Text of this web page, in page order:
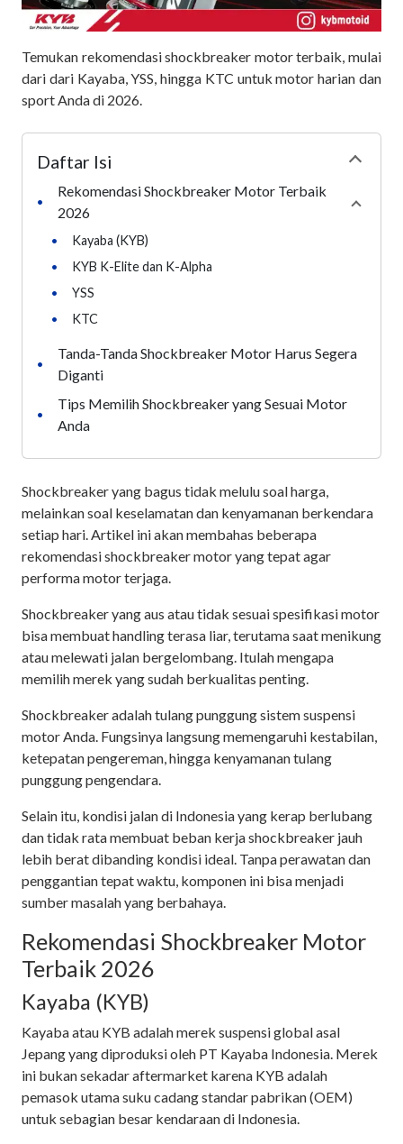
Temukan rekomendasi shockbreaker motor terbaik, mulai
dari dari Kayaba, YSS, hingga KTC untuk motor harian dan
sport Anda di 2026.
Daftar Isi
•
Rekomendasi Shockbreaker Motor Terbaik
2026
•
Kayaba (KYB)
•
KYB K-Elite dan K-Alpha
•
YSS
•
KTC
•
Tanda-Tanda Shockbreaker Motor Harus Segera
Diganti
•
Tips Memilih Shockbreaker yang Sesuai Motor
Anda
Shockbreaker yang bagus tidak melulu soal harga,
melainkan soal keselamatan dan kenyamanan berkendara
setiap hari. Artikel ini akan membahas beberapa
rekomendasi shockbreaker motor yang tepat agar
performa motor terjaga.
Shockbreaker yang aus atau tidak sesuai spesifikasi motor
bisa membuat handling terasa liar, terutama saat menikung
atau melewati jalan bergelombang. Itulah mengapa
memilih merek yang sudah berkualitas penting.
Shockbreaker adalah tulang punggung sistem suspensi
motor Anda. Fungsinya langsung memengaruhi kestabilan,
ketepatan pengereman, hingga kenyamanan tulang
punggung pengendara.
Selain itu, kondisi jalan di Indonesia yang kerap berlubang
dan tidak rata membuat beban kerja shockbreaker jauh
lebih berat dibanding kondisi ideal. Tanpa perawatan dan
penggantian tepat waktu, komponen ini bisa menjadi
sumber masalah yang berbahaya.
Rekomendasi Shockbreaker Motor
Terbaik 2026
Kayaba (KYB)
Kayaba atau KYB adalah merek suspensi global asal
Jepang yang diproduksi oleh PT Kayaba Indonesia. Merek
ini bukan sekadar aftermarket karena KYB adalah
pemasok utama suku cadang standar pabrikan (OEM)
untuk sebagian besar kendaraan di Indonesia.